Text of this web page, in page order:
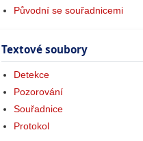
Původní se souřadnicemi
Textové soubory
Detekce
Pozorování
Souřadnice
Protokol